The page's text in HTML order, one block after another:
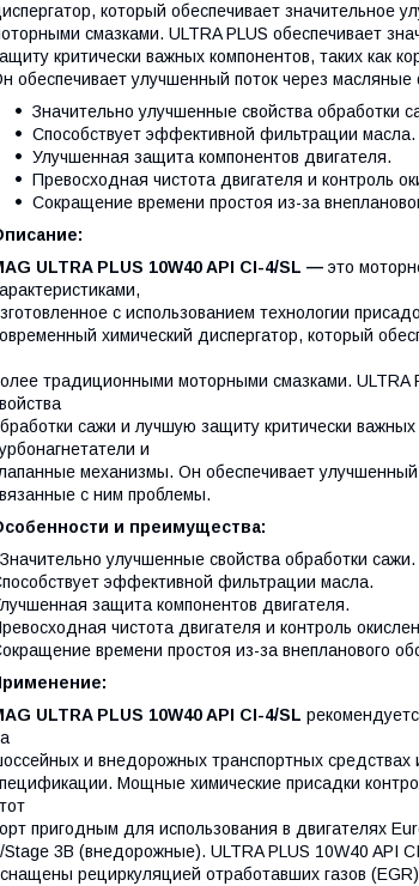
который обеспечивает значительное
смазками. ULTRA PLUS обеспечивает
критически важных компонентов, таких как
обеспечивает улучшенный поток через
Значительно улучшенные свойства обработки
Способствует эффективной фильтрации масла.
Улучшенная защита компонентов двигателя.
Превосходная чистота двигателя и контроль
Сокращение времени простоя из-за
ULTRA PLUS 10W40 API CI-4/SL — это
с использованием технологии
химический диспергатор, который
традиционными моторными смазками. ULTRA
сажи и лучшую защиту критически
и
механизмы. Он обеспечивает
с ним проблемы.
и преимущества:
Значительно улучшенные свойства обработки сажи.
эффективной фильтрации масла.
защита компонентов двигателя.
чистота двигателя и контроль
времени простоя из-за внепланового
ULTRA PLUS 10W40 API CI-4/SL
и внедорожных транспортных средствах
Мощные химические присадки
пригодным для использования в двигателях
Stage 3B (внедорожные). ULTRA PLUS 10W40 API
рециркуляцией отработавших газов